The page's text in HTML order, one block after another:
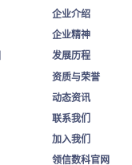
企业介绍
企业精神
发展历程
资质与荣誉
动态资讯
联系我们
加入我们
领信数科官网